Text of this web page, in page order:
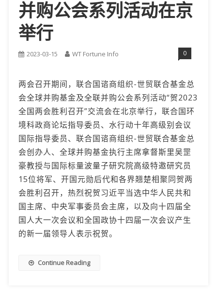
并购公会系列活动在京
举行
2023-03-15 WT Fortune Info 0
两会召开期间，联合国谘商组织-世贸联合基金总
会全球并购基金及全联并购公会系列活动“贺2023
全国两会胜利召开”交流会在北京举行，联合国环
境科政商论坛指导委员、水行动十年高级别会议
国际指导委员、联合国谘商组织-世贸联合基金总
会创办人、全球并购基金执行主席拿督斯里吴罡
豪教授与国际标量波量子研究院高级特邀研究员
15位将军、开国元勋后代和各界翘楚相聚同贺两
会胜利召开，热烈祝贺习近平当选中华人民共和
国主席、中央军事委员会主席，以及向十四届全
国人大一次会议和全国政协十四届一次会议产生
的新一届领导人表示祝贺。
Continue Reading